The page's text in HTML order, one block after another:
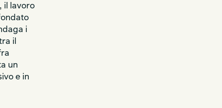
il lavoro
i
il
un
e in